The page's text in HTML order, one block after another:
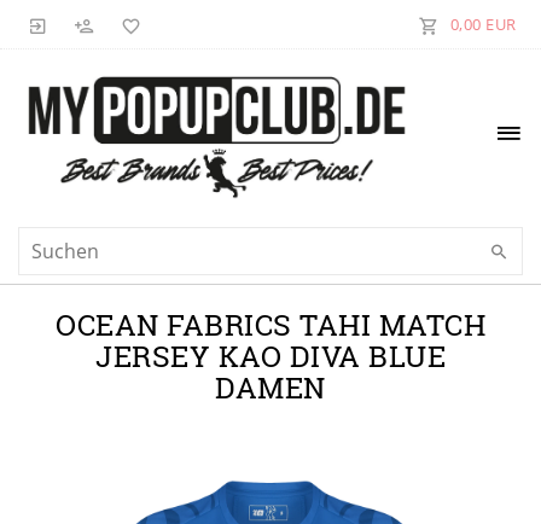
0,00 EUR
OCEAN FABRICS TAHI MATCH
JERSEY KAO DIVA BLUE
DAMEN